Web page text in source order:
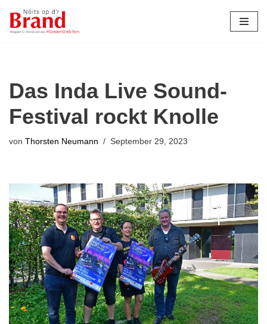
Zum
Das Inda Live Sound-
Festival rockt Knolle
von Thorsten Neumann September 29, 2023